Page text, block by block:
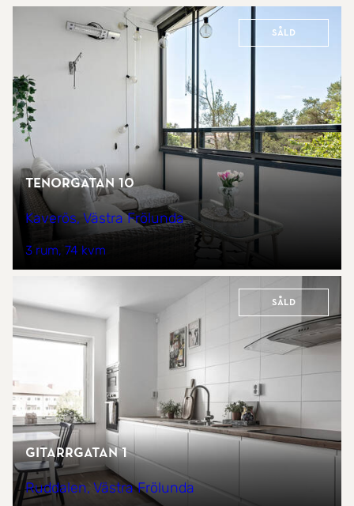
Såld
Tenorgatan 10
Kaverös, Västra Frölunda
3 rum 74 kvm
Såld
Gitarrgatan 1
Ruddalen, Västra Frölunda